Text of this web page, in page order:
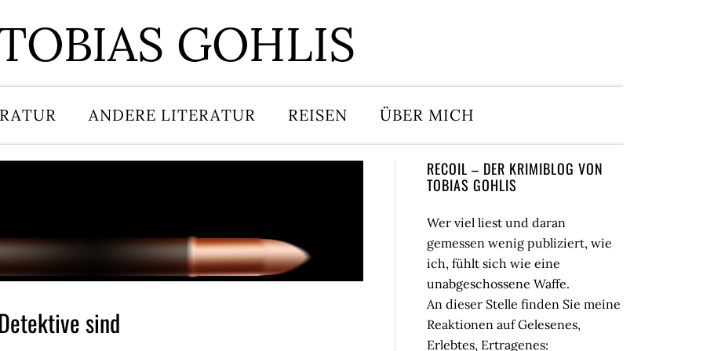
GOHLIS
ANDERE LITERATUR REISEN ÜBER MICH
sind
Seitenspalte
RECOIL – DER KRIMIBLOG VON
TOBIAS GOHLIS
Wer viel liest und daran
gemessen wenig publiziert, wie
ich, fühlt sich wie eine
unabgeschossene Waffe.
An dieser Stelle finden Sie meine
Reaktionen auf Gelesenes,
Erlebtes, Ertragenes: